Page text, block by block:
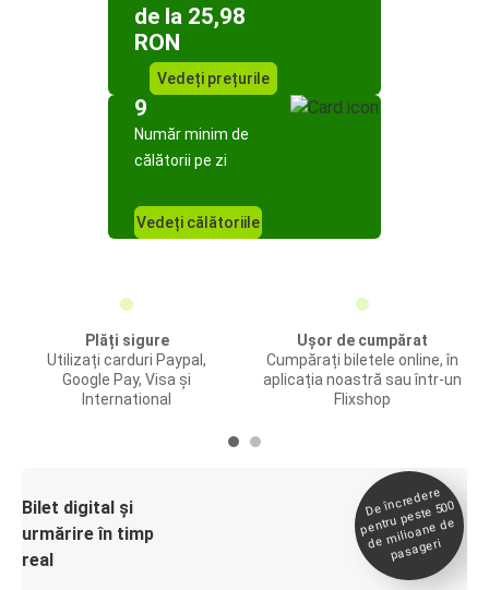
de la 25,98
RON
Vedeți prețurile
9
Număr minim de
călătorii pe zi
Vedeți călătoriile
Plăți sigure
Utilizați carduri Paypal,
Google Pay, Visa și
International
Ușor de cumpărat
Cumpărați biletele online, în
aplicația noastră sau într-un
Flixshop
Bilet digital și
urmărire în timp
real
De încredere
pentru peste 500
de
milioane de
pasageri